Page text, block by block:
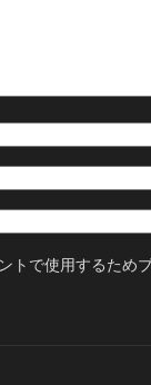
トで使用するため